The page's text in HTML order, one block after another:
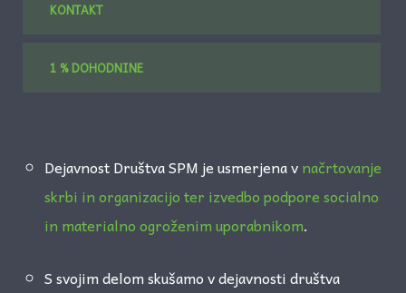
KONTAKT
1 % DOHODNINE
Dejavnost Društva SPM je usmerjena vnačrtovanje
skrbi in organizacijo ter izvedbo podpore socialno
in materialno ogroženim uporabnikom.
S svojim delom skušamo v dejavnosti društva